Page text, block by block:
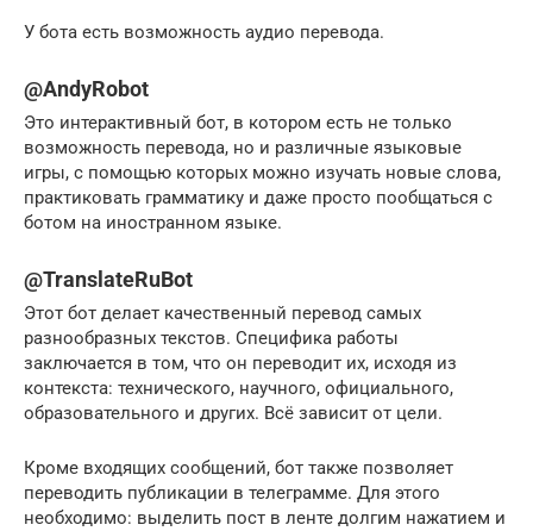
У бота есть возможность аудио перевода.
@AndyRobot
Это интерактивный бот, в котором есть не только
возможность перевода, но и различные языковые
игры, с помощью которых можно изучать новые слова,
практиковать грамматику и даже просто пообщаться с
ботом на иностранном языке.
@TranslateRuBot
Этот бот делает качественный перевод самых
разнообразных текстов. Специфика работы
заключается в том, что он переводит их, исходя из
контекста: технического, научного, официального,
образовательного и других. Всё зависит от цели.
Кроме входящих сообщений, бот также позволяет
переводить публикации в телеграмме. Для этого
необходимо: выделить пост в ленте долгим нажатием и